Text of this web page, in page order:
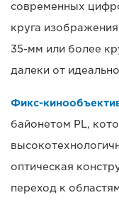
современных
круга
35-мм или более
далеки от
Фикс-
байонетом PL,
оптическая
переход к